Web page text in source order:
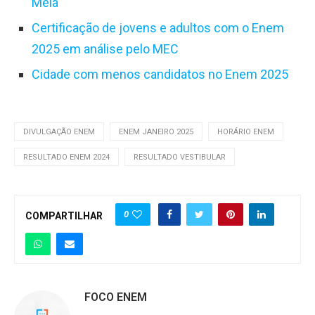
Certificação de jovens e adultos com o Enem
2025 em análise pelo MEC
Cidade com menos candidatos no Enem 2025
DIVULGAÇÃO ENEM ENEM JANEIRO 2025 HORÁRIO ENEM
RESULTADO ENEM 2024 RESULTADO VESTIBULAR
COMPARTILHAR 0
FOCO ENEM